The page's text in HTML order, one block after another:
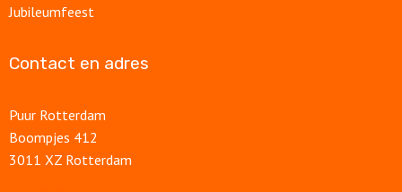
Jubileumfeest
Contact en adres
Puur Rotterdam
Boompjes 412
3011 XZ Rotterdam